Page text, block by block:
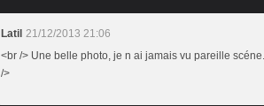
Latil 21/12/2013 21:06
<br /> Une belle photo, je n ai jamais vu pareille
/>